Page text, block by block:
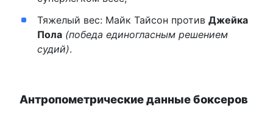
Тяжелый вес: Майк Тайсон против Джейка
Пола (победа единогласным решением
судий).
Антропометрические данные боксеров